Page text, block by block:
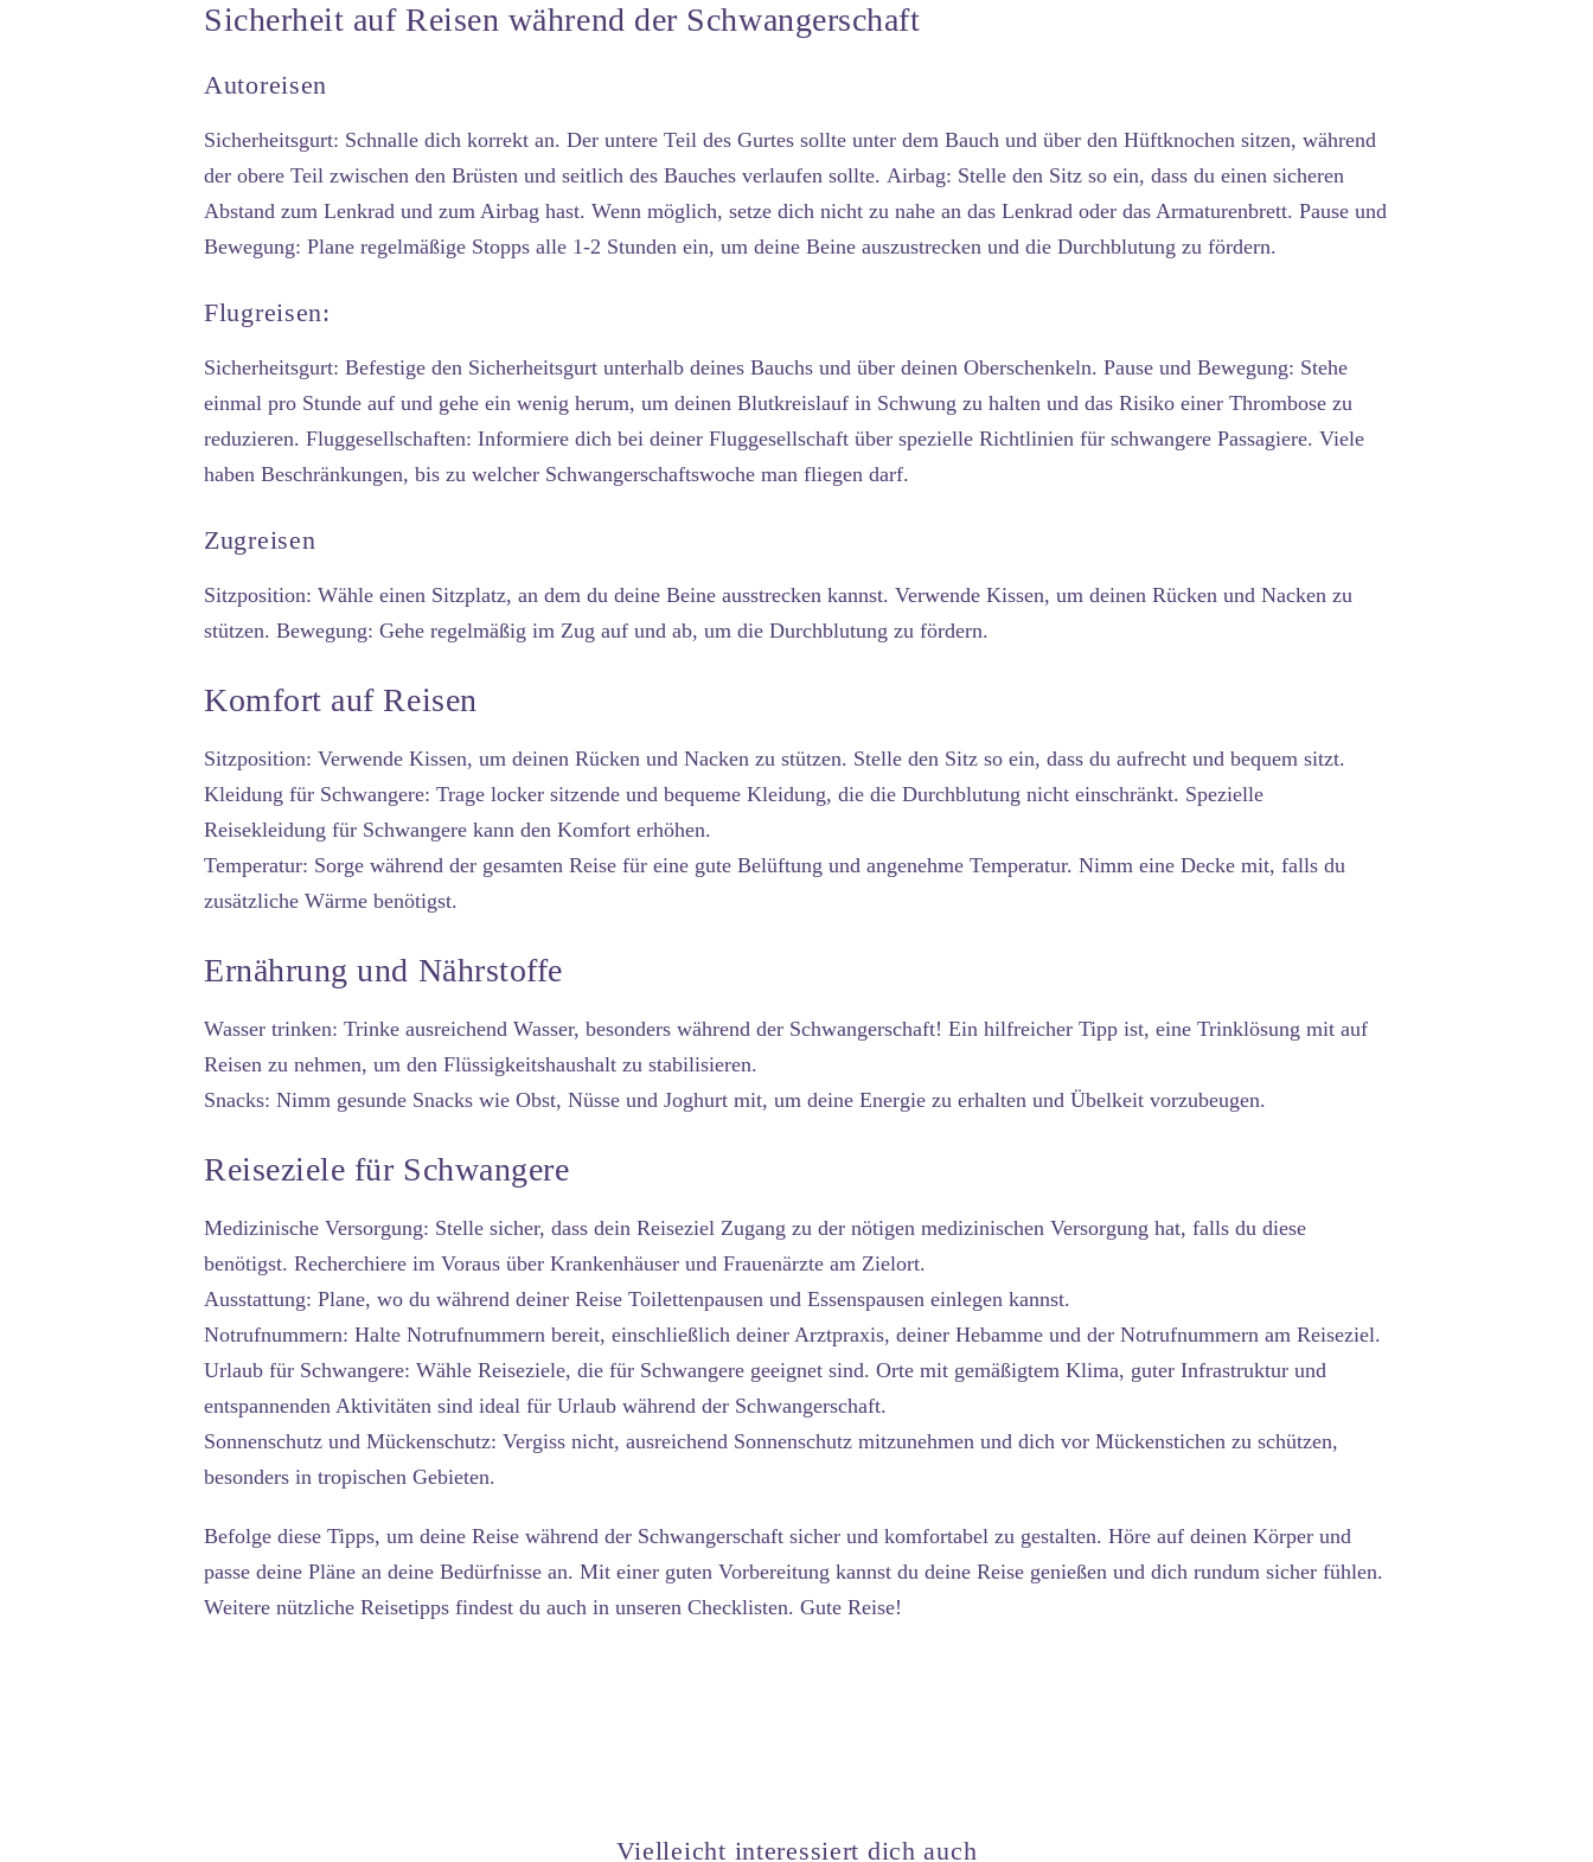
Sicherheit auf Reisen während der Schwangerschaft
Autoreisen
Sicherheitsgurt: Schnalle dich korrekt an. Der untere Teil des Gurtes sollte unter dem Bauch und über den Hüftknochen sitzen, während
der obere Teil zwischen den Brüsten und seitlich des Bauches verlaufen sollte. Airbag: Stelle den Sitz so ein, dass du einen sicheren
Abstand zum Lenkrad und zum Airbag hast. Wenn möglich, setze dich nicht zu nahe an das Lenkrad oder das Armaturenbrett. Pause und
Bewegung: Plane regelmäßige Stopps alle 1-2 Stunden ein, um deine Beine auszustrecken und die Durchblutung zu fördern.
Flugreisen:
Sicherheitsgurt: Befestige den Sicherheitsgurt unterhalb deines Bauchs und über deinen Oberschenkeln. Pause und Bewegung: Stehe
einmal pro Stunde auf und gehe ein wenig herum, um deinen Blutkreislauf in Schwung zu halten und das Risiko einer Thrombose zu
reduzieren. Fluggesellschaften: Informiere dich bei deiner Fluggesellschaft über spezielle Richtlinien für schwangere Passagiere. Viele
haben Beschränkungen, bis zu welcher Schwangerschaftswoche man fliegen darf.
Zugreisen
Sitzposition: Wähle einen Sitzplatz, an dem du deine Beine ausstrecken kannst. Verwende Kissen, um deinen Rücken und Nacken zu
stützen. Bewegung: Gehe regelmäßig im Zug auf und ab, um die Durchblutung zu fördern.
Komfort auf Reisen
Sitzposition: Verwende Kissen, um deinen Rücken und Nacken zu stützen. Stelle den Sitz so ein, dass du aufrecht und bequem sitzt.
Kleidung für Schwangere: Trage locker sitzende und bequeme Kleidung, die die Durchblutung nicht einschränkt. Spezielle
Reisekleidung für Schwangere kann den Komfort erhöhen.
Temperatur: Sorge während der gesamten Reise für eine gute Belüftung und angenehme Temperatur. Nimm eine Decke mit, falls du
zusätzliche Wärme benötigst.
Ernährung und Nährstoffe
Wasser trinken: Trinke ausreichend Wasser, besonders während der Schwangerschaft! Ein hilfreicher Tipp ist, eine Trinklösung mit auf
Reisen zu nehmen, um den Flüssigkeitshaushalt zu stabilisieren.
Snacks: Nimm gesunde Snacks wie Obst, Nüsse und Joghurt mit, um deine Energie zu erhalten und Übelkeit vorzubeugen.
Reiseziele für Schwangere
Medizinische Versorgung: Stelle sicher, dass dein Reiseziel Zugang zu der nötigen medizinischen Versorgung hat, falls du diese
benötigst. Recherchiere im Voraus über Krankenhäuser und Frauenärzte am Zielort.
Ausstattung: Plane, wo du während deiner Reise Toilettenpausen und Essenspausen einlegen kannst.
Notrufnummern: Halte Notrufnummern bereit, einschließlich deiner Arztpraxis, deiner Hebamme und der Notrufnummern am Reiseziel.
Urlaub für Schwangere: Wähle Reiseziele, die für Schwangere geeignet sind. Orte mit gemäßigtem Klima, guter Infrastruktur und
entspannenden Aktivitäten sind ideal für Urlaub während der Schwangerschaft.
Sonnenschutz und Mückenschutz: Vergiss nicht, ausreichend Sonnenschutz mitzunehmen und dich vor Mückenstichen zu schützen,
besonders in tropischen Gebieten.
Befolge diese Tipps, um deine Reise während der Schwangerschaft sicher und komfortabel zu gestalten. Höre auf deinen Körper und
passe deine Pläne an deine Bedürfnisse an. Mit einer guten Vorbereitung kannst du deine Reise genießen und dich rundum sicher fühlen.
Weitere nützliche Reisetipps findest du auch in unseren Checklisten. Gute Reise!
Vielleicht interessiert dich auch